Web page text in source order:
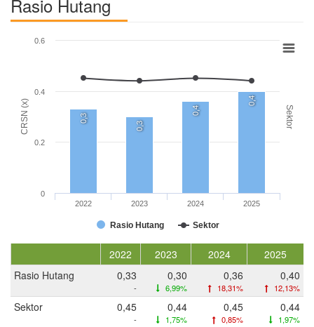
Rasio Hutang
CRSN (x) Sektor
0,3
0,3
0,4
0,4
Rasio Hutang Sektor
2022 2023 2024 2025
0
0.2
0.4
0.6
2022 2023 2024
2025
Rasio Hutang
0,33
-
0,30
6,99%
0,36
18,31%
0,40
12,13%
Sektor 0,45
-
0,44
1,75%
0,45
0,85%
0,44
1,97%